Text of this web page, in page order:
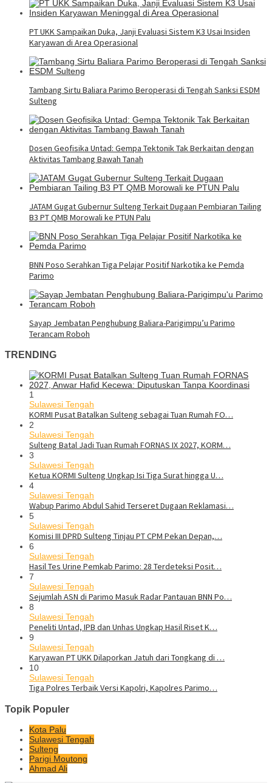
PT UKK Sampaikan Duka, Janji Evaluasi Sistem K3 Usai Insiden
Karyawan di Area Operasional
Tambang Sirtu Baliara Parimo Beroperasi di Tengah Sanksi ESDM
Sulteng
Dosen Geofisika Untad: Gempa Tektonik Tak Berkaitan dengan
Aktivitas Tambang Bawah Tanah
JATAM Gugat Gubernur Sulteng Terkait Dugaan Pembiaran Tailing
B3 PT QMB Morowali ke PTUN Palu
BNN Poso Serahkan Tiga Pelajar Positif Narkotika ke Pemda
Parimo
Sayap Jembatan Penghubung Baliara-Parigimpu’u Parimo
Terancam Roboh
TRENDING
1
Sulawesi Tengah
KORMI Pusat Batalkan Sulteng sebagai Tuan Rumah FO…
2
Sulawesi Tengah
Sulteng Batal Jadi Tuan Rumah FORNAS IX 2027, KORM…
3
Sulawesi Tengah
Ketua KORMI Sulteng Ungkap Isi Tiga Surat hingga U…
4
Sulawesi Tengah
Wabup Parimo Abdul Sahid Terseret Dugaan Reklamasi…
5
Sulawesi Tengah
Komisi III DPRD Sulteng Tinjau PT CPM Pekan Depan,…
6
Sulawesi Tengah
Hasil Tes Urine Pemkab Parimo: 28 Terdeteksi Posit…
7
Sulawesi Tengah
Sejumlah ASN di Parimo Masuk Radar Pantauan BNN Po…
8
Sulawesi Tengah
Peneliti Untad, IPB dan Unhas Ungkap Hasil Riset K…
9
Sulawesi Tengah
Karyawan PT UKK Dilaporkan Jatuh dari Tongkang di …
10
Sulawesi Tengah
Tiga Polres Terbaik Versi Kapolri, Kapolres Parimo…
Topik Populer
Kota Palu
Sulawesi Tengah
Sulteng
Parigi Moutong
Ahmad Ali